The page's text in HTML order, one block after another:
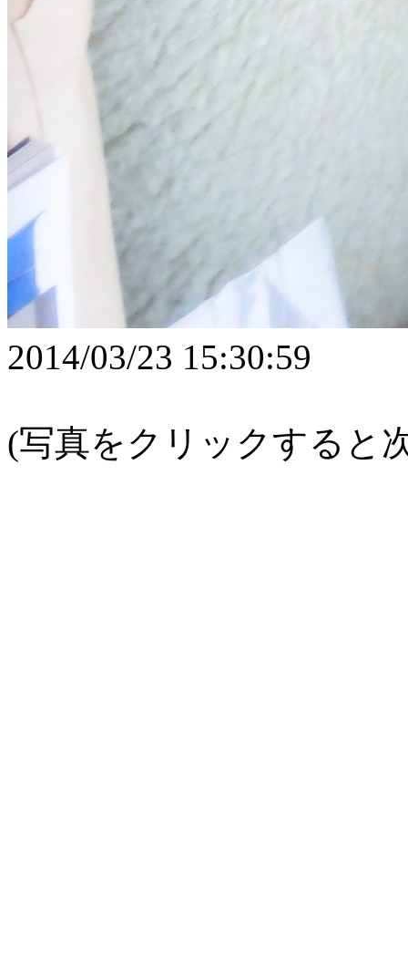
2014/03/23 15:30:59
(写真をクリックすると